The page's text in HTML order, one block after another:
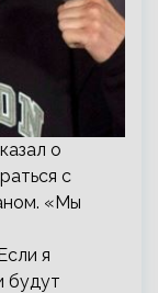
о
с
«Мы
я
будут